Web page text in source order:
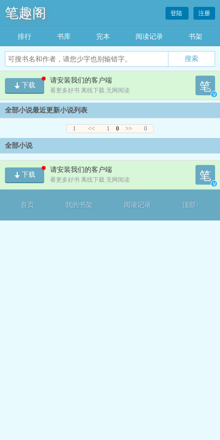
笔趣阁
搜索
登陆 注册
排行 书库 完本 阅读记录 书架
下载
请安装我们的客户端
看更多好书 离线下载 无网阅读 笔
v
全部小说最近更新小说列表
1 << 1 0 >> 0
全部小说
下载
请安装我们的客户端
看更多好书 离线下载 无网阅读 笔
v
首页 我的书架 阅读记录 顶部↑